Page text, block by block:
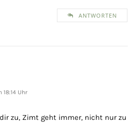
ANTWORTEN
18:14 Uhr
zu, Zimt geht immer, nicht nur zu